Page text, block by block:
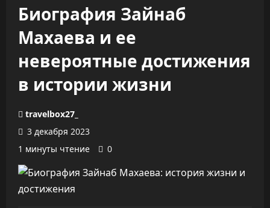
Биография Зайнаб
Махаева и ее
невероятные достижения
в истории жизни
travelbox27_
3 декабря 2023
1 минуты чтение
0